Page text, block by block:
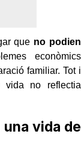
que no podien
econòmics
familiar. Tot i
no reflectia
vida de